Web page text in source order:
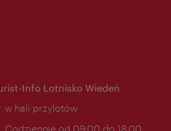
Info Lotnisko Wiedeń
Miejsce:
w hali przylotów
Godziny
Codziennie od 09.00 do 18.00